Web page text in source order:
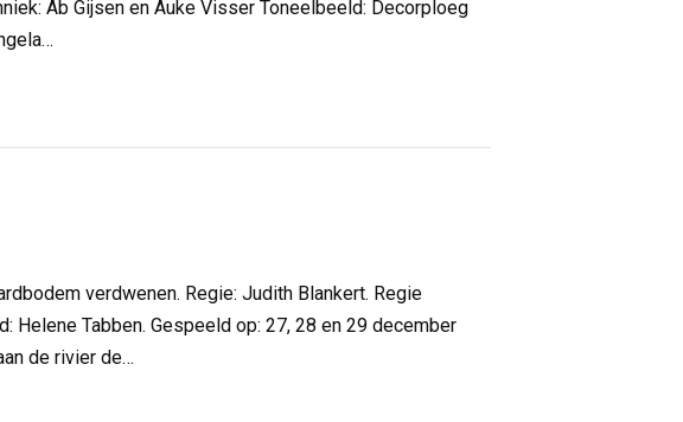
Ab Gijsen en Auke Visser Toneelbeeld: Decorploeg
verdwenen. Regie: Judith Blankert. Regie
Helene Tabben. Gespeeld op: 27, 28 en 29 december
de rivier de…